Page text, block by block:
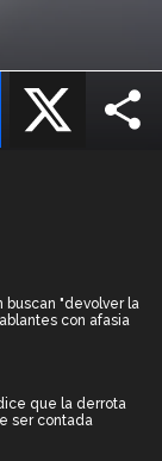
X
Facebook
buscan "devolver la
con afasia
que la derrota
ser contada